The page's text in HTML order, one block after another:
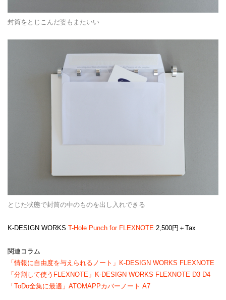
封筒をとじこんだ姿もまたいい
とじた状態で封筒の中のものを出し入れできる
K-DESIGN WORKS T-Hole Punch for FLEXNOTE 2,500円＋Tax
関連コラム
「情報に自由度を与えられるノート」K-DESIGN WORKS FLEXNOTE
「分割して使うFLEXNOTE」K-DESIGN WORKS FLEXNOTE D3 D4
「ToDo全集に最適」ATOMAPPカバーノート A7